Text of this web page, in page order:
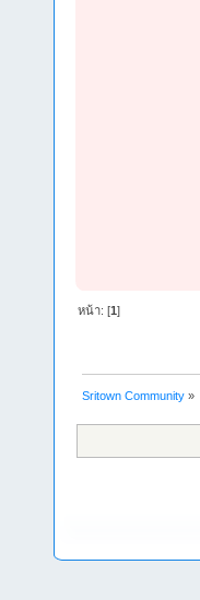
หน้า: [1]
Sritown Community »